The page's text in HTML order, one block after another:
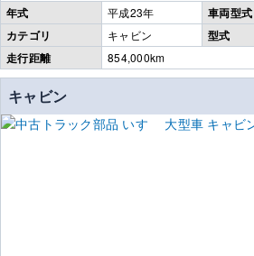
年式 平成23年 車両型式
カテゴリ キャビン 型式
走行距離 854,000km
キャビン